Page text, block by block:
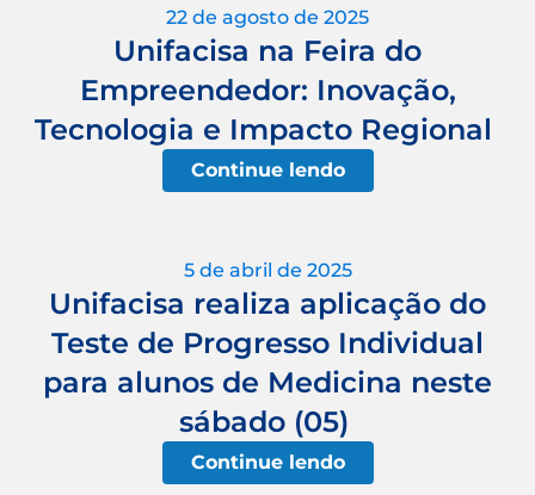
22 de agosto de 2025
Unifacisa na Feira do
Empreendedor: Inovação,
Tecnologia e Impacto Regional
Continue lendo
5 de abril de 2025
Unifacisa realiza aplicação do
Teste de Progresso Individual
para alunos de Medicina neste
sábado (05)
Continue lendo